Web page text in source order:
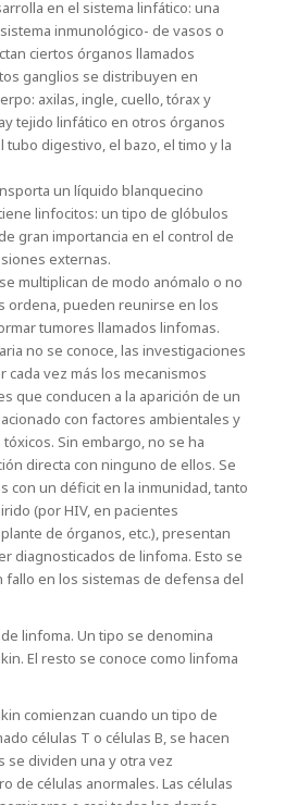
en el sistema linfático: una
inmunológico- de vasos o
ciertos órganos llamados
ganglios se distribuyen en
axilas, ingle, cuello, tórax y
tejido linfático en otros órganos
tubo digestivo, el bazo, el timo y la
un líquido blanquecino
linfocitos: un tipo de glóbulos
gran importancia en el control de
externas.
multiplican de modo anómalo o no
ordena, pueden reunirse en los
tumores llamados linfomas.
no se conoce, las investigaciones
cada vez más los mecanismos
que conducen a la aparición de un
con factores ambientales y
Sin embargo, no se ha
directa con ninguno de ellos. Se
con un déficit en la inmunidad, tanto
(por HIV, en pacientes
de órganos, etc.), presentan
diagnosticados de linfoma. Esto se
fallo en los sistemas de defensa del
linfoma. Un tipo se denomina
El resto se conoce como linfoma
comienzan cuando un tipo de
células T o células B, se hacen
se dividen una y otra vez
de células anormales. Las células